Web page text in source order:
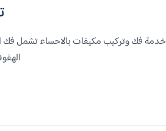
خدمة فك وتركيب مكيفات بالاحساء تشمل فك